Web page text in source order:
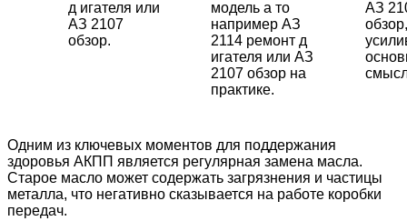
д игателя или
АЗ 2107
обзор.
модель а то
например АЗ
2114 ремонт д
игателя или АЗ
2107 обзор на
практике.
АЗ
обзор,
Одним из ключевых моментов для поддержания
здоровья АКПП является регулярная замена масла.
Старое масло может содержать загрязнения и частицы
металла, что негативно сказывается на работе коробки
передач.